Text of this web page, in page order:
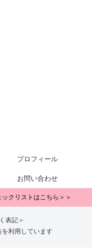
プロフィール
お問い合わせ
クリストはこちら＞＞
表記＞
利用しています